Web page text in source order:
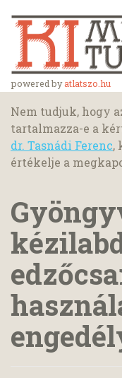
powered byatlatszo.hu
Nem tudjuk, hogy
tartalmazza-e a
dr. Tasnádi Ferenc,
értékelje a